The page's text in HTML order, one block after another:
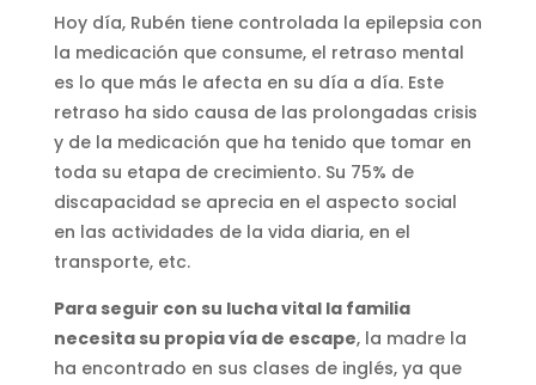
Hoy día, Rubén tiene controlada la epilepsia con
la medicación que consume, el retraso mental
es lo que más le afecta en su día a día. Este
retraso ha sido causa de las prolongadas crisis
y de la medicación que ha tenido que tomar en
toda su etapa de crecimiento. Su 75% de
discapacidad se aprecia en el aspecto social
en las actividades de la vida diaria, en el
transporte, etc.
Para seguir con su lucha vital la familia
necesita su propia vía de escape, la madre la
ha encontrado en sus clases de inglés, ya que